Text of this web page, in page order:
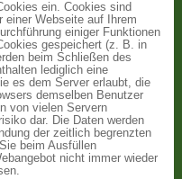
ein. Cookies sind
einer Webseite auf Ihrem
einiger Funktionen
gespeichert (z. B. in
beim Schließen des
lediglich eine
es dem Server erlaubt, die
demselben Benutzer
von vielen Servern
dar. Die Daten werden
der zeitlich begrenzten
beim Ausfüllen
nicht immer wieder